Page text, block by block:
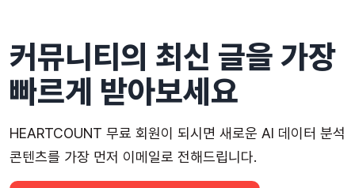
커뮤니티의 최신 글을 가장
빠르게 받아보세요
HEARTCOUNT 무료 회원이 되시면 새로운 AI 데이터 분석
콘텐츠를 가장 먼저 이메일로 전해드립니다.